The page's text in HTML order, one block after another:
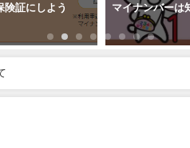
険証にしよう マイナンバーは